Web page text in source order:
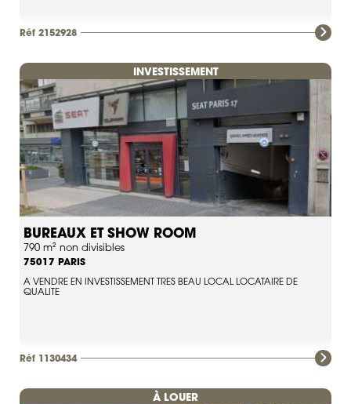
Réf 2152928
INVESTISSEMENT
BUREAUX ET SHOW ROOM
790 m² non divisibles
75017 PARIS
A VENDRE EN INVESTISSEMENT TRES BEAU LOCAL LOCATAIRE DE
QUALITE
Réf 1130434
À LOUER